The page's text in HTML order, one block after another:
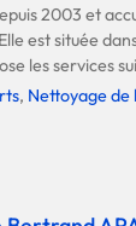
2003 et
est située
les services
, Nettoyage de